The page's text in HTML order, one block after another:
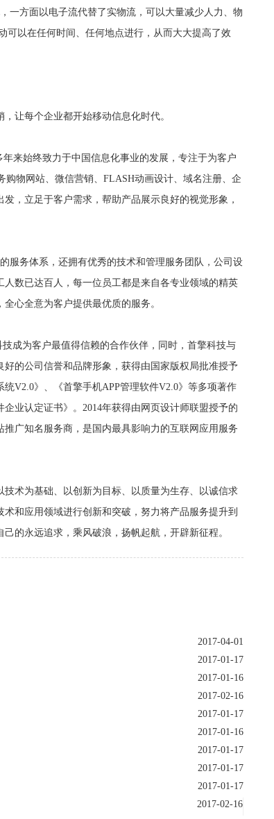
一方面以电子流代替了实物流，可以大量减少人力、物
可以在任何时间、任何地点进行，从而大大提高了效
让每个企业都开始移动信息化时代。
年来始终致力于中国信息化事业的发展，专注于为客户
购物网站、微信营销、FLASH动画设计、域名注册、企
，立足于客户需求，帮助产品展示良好的视觉形象，
服务体系，还拥有优秀的技术和管理服务团队，公司设
数已达百人，每一位员工都是来自各专业领域的精英
心全意为客户提供最优质的服务。
成为客户最值得信赖的合作伙伴，同时，首擎科技与
的公司信誉和品牌形象，获得由国家版权局批准授予
V2.0》、《首擎手机APP管理软件V2.0》等多项著作
业认定证书》。2014年获得由网页设计师联盟授予的
广知名服务商，是国内最具影响力的互联网应用服务
术为基础、以创新为目标、以质量为生存、以诚信求
和应用领域进行创新和突破，努力将产品服务提升到
的永远追求，乘风破浪，扬帆起航，开辟新征程。
2017-04-01
2017-01-17
2017-01-16
2017-02-16
2017-01-17
2017-01-16
2017-01-17
2017-01-17
2017-01-17
2017-02-16